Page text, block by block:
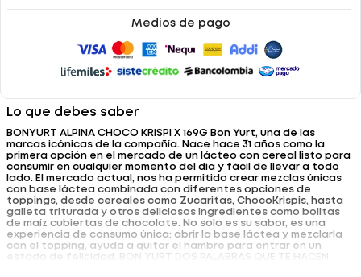
Medios de pago
Lo que debes saber
BONYURT ALPINA CHOCO KRISPI X 169G Bon Yurt, una de las
marcas icónicas de la compañía. Nace hace 31 años como la
primera opción en el mercado de un lácteo con cereal listo para
consumir en cualquier momento del día y fácil de llevar a todo
lado. El mercado actual, nos ha permitido crear mezclas únicas
con base láctea combinada con diferentes opciones de
toppings, desde cereales como Zucaritas, ChocoKrispis, hasta
galleta triturada y otros deliciosos ingredientes como bolitas
de maíz cubiertas de chocolate. No solo es su sabor, es una
experiencia de consumo única: abrir la base láctea y mezclarla
con el topping, ayuda a quitar el hambre para entrar en un
estado de felicidad. BON YURT DOS PALABRAS QUE TE HACEN